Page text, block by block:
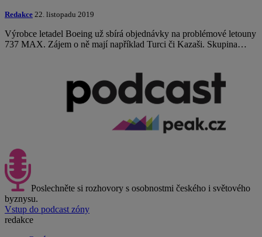
Redakce 22. listopadu 2019
Výrobce letadel Boeing už sbírá objednávky na problémové letouny
737 MAX. Zájem o ně mají například Turci či Kazaši. Skupina…
Poslechněte si rozhovory s osobnostmi českého i světového
byznysu.
Vstup do podcast zóny
redakce